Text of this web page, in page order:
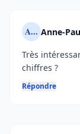
A... Anne-
Très
chiffres ?
Répondre